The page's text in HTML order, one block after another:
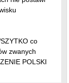
co
zwanych
POLSKI